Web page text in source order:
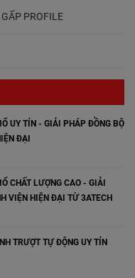
PROFILE
UY TÍN - GIẢI PHÁP ĐỒNG BỘ
ĐẠI
CHẤT LƯỢNG CAO - GIẢI
VIỆN HIỆN ĐẠI TỪ 3ATECH
TRƯỢT TỰ ĐỘNG UY TÍN